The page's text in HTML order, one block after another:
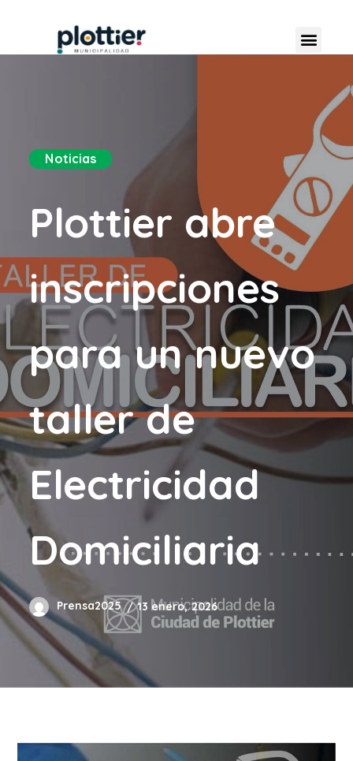
Noticias
Plottier abre
inscripciones
para un nuevo
taller de
Electricidad
Domiciliaria
Prensa2025 13 enero, 2026